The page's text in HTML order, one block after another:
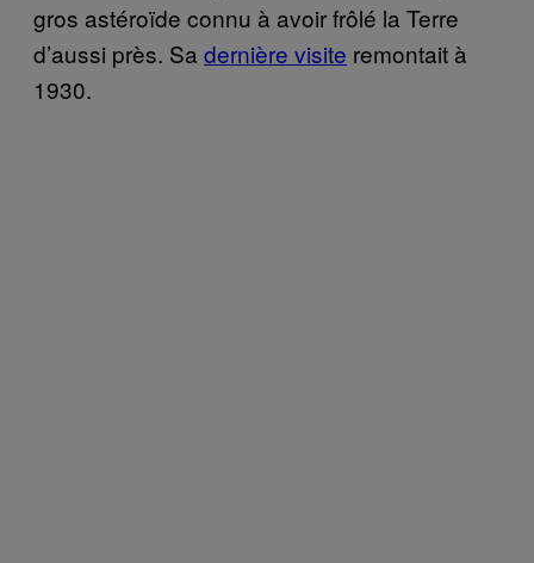
gros astéroïde connu à avoir frôlé la Terre
d’aussi près. Sa dernière visite remontait à
1930.